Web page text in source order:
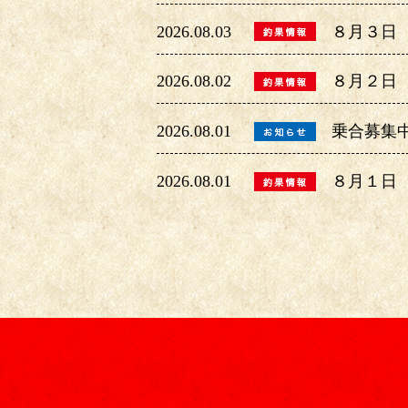
2026.08.03 ８月３日
2026.08.02 ８月２日
2026.08.01 乗合募集
2026.08.01 ８月１日